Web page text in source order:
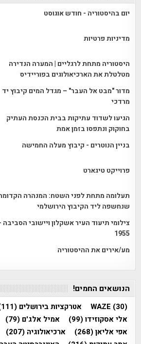
יום בהיסטוריה - חודש אוגוסט
מדיניות פרטיות
היסטוריה מתחת לרגליים | המערה הנדירה
מטלטלת את הארכיאולוגים בפוריידיס
מדור "מבט אל העבר" – מגדל המים קיבוץ יד
מרדכי
הגיעו לשדוד עתיקות בבית הכנסת העתיק
בחוקוק ונתפסו בזמן אמת
בניין הנוטרים - קיבוץ מעלה החמישה
פרוייקט טיגארט
תעלומה מתחת לפני השטח: המנהרה
שנחשפה ליד הקיבוץ הירושלמי
צילומי תיעוד העיר אשקלון ויישובי הסביבה
1955
מע/אירים את ההיסטוריה
הנושאים החמים!
WAZE (30) אטרקציות בירושלים (111)
אלי אסקוזידו(99) אמיל אלג'ם (79)
אפי אליאן(268) ארכיאולוגיה (207)